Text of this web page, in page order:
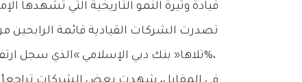
‬قيادة‭ ‬وتيرة‭ ‬النمو‭ ‬التاريخية‭ ‬التي‭ ‬تشهدها‭ ‬الإمارة‭.‬
%‬،‭ ‬تلاها‭ ‬‮«‬بنك‭ ‬دبي‭ ‬الإسلامي‮»‬‭ ‬الذي‭ ‬سجل‭ ‬ارتفاعاً‭ ‬ملحوظاً‭.‬